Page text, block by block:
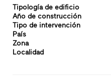
Tipología de edificio
Año de construcción
Tipo de intervención
País
Zona
Localidad